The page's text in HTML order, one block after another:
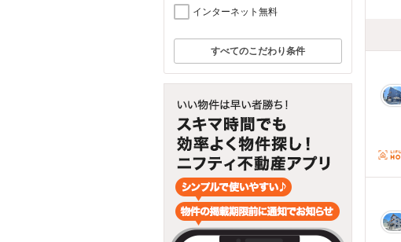
インターネット無料
すべてのこだわり条件